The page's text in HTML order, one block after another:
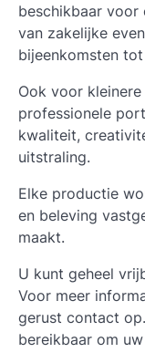
beschikbaar voor
van zakelijke
bijeenkomsten
Ook voor
professionele
kwaliteit,
uitstraling.
Elke productie
en beleving
maakt.
U kunt geheel
Voor meer
gerust contact
bereikbaar om